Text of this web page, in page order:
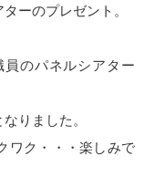
ーのプレゼント。
のパネルシアター
りました。
ワク・・・楽しみで